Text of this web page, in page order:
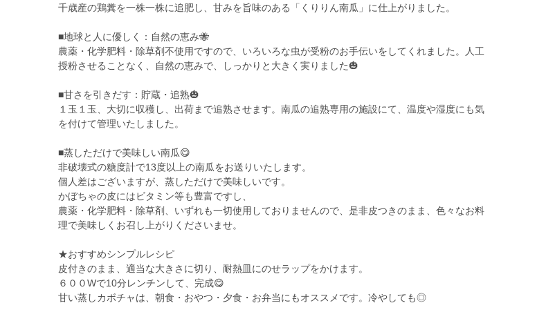
千歳産の鶏糞を一株一株に追肥し、甘みを旨味のある「くりりん南瓜」に仕上がりました。
■地球と人に優しく：自然の恵み🐝
農薬・化学肥料・除草剤不使用ですので、いろいろな虫が受粉のお手伝いをしてくれました。人工
授粉させることなく、自然の恵みで、しっかりと大きく実りました🎃
■甘さを引きだす：貯蔵・追熟🎃
１玉１玉、大切に収穫し、出荷まで追熟させます。南瓜の追熟専用の施設にて、温度や湿度にも気
を付けて管理いたしました。
■蒸しただけで美味しい南瓜😋
非破壊式の糖度計で13度以上の南瓜をお送りいたします。
個人差はございますが、蒸しただけで美味しいです。
かぼちゃの皮にはビタミン等も豊富ですし、
農薬・化学肥料・除草剤、いずれも一切使用しておりませんので、是非皮つきのまま、色々なお料
理で美味しくお召し上がりくださいませ。
★おすすめシンプルレシピ
皮付きのまま、適当な大きさに切り、耐熱皿にのせラップをかけます。
６００Wで10分レンチンして、完成😋
甘い蒸しカボチャは、朝食・おやつ・夕食・お弁当にもオススメです。冷やしても◎